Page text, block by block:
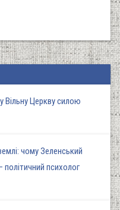
Вільну Церкву силою
чому Зеленський
політичний психолог